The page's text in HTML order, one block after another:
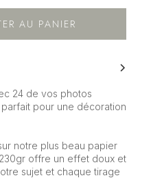
AU PANIER
24 de vos photos
pour une décoration
notre plus beau papier
offre un effet doux et
sujet et chaque tirage